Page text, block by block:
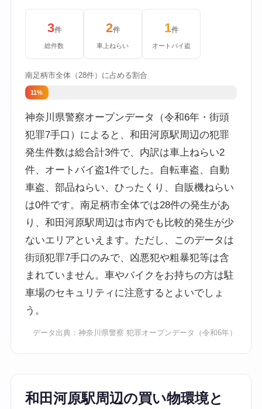
3件
総件数
2件
車上ねらい
1件
オートバイ盗
南足柄市全体（28件）に占める割合
11%
神奈川県警察オープンデータ（令和6年・街頭
犯罪7手口）によると、和田河原駅周辺の犯罪
発生件数は総合計3件で、内訳は車上ねらい2
件、オートバイ盗1件でした。自転車盗、自動
車盗、部品ねらい、ひったくり、自販機ねらい
は0件です。南足柄市全体では28件の発生があ
り、和田河原駅周辺は市内でも比較的発生が少
ないエリアといえます。ただし、このデータは
街頭犯罪7手口のみで、凶悪犯や粗暴犯等は含
まれていません。車やバイクをお持ちの方は駐
車場のセキュリティに注意するとよいでしょ
う。
データ出典：神奈川県警察 犯罪オープンデータ （令和6年）
和田河原駅周辺の買い物環境と